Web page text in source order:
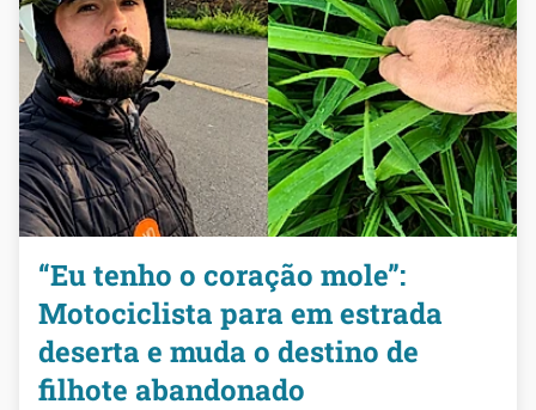
“Eu tenho o coração mole”:
Motociclista para em estrada
deserta e muda o destino de
filhote abandonado